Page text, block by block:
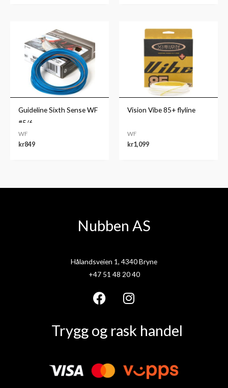
Guideline Sixth Sense WF
#5/6
WF
kr849
Vision Vibe 85+ flyline
WF
kr1,099
Nubben AS
Hålandsveien 1, 4340 Bryne
+47 51 48 20 40
F
c
b
o
I
n
s
g
Trygg og rask handel